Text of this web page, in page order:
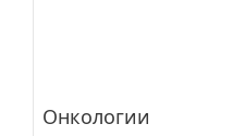
Онкологии